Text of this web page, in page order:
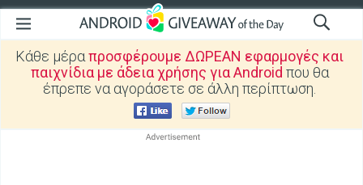
Κάθε μέραπροσφέρουμε ΔΩΡΕΑΝ εφαρμογές και
παιχνίδια με άδεια χρήσης για Android που θα
έπρεπε να αγοράσετε σε άλλη περίπτωση.